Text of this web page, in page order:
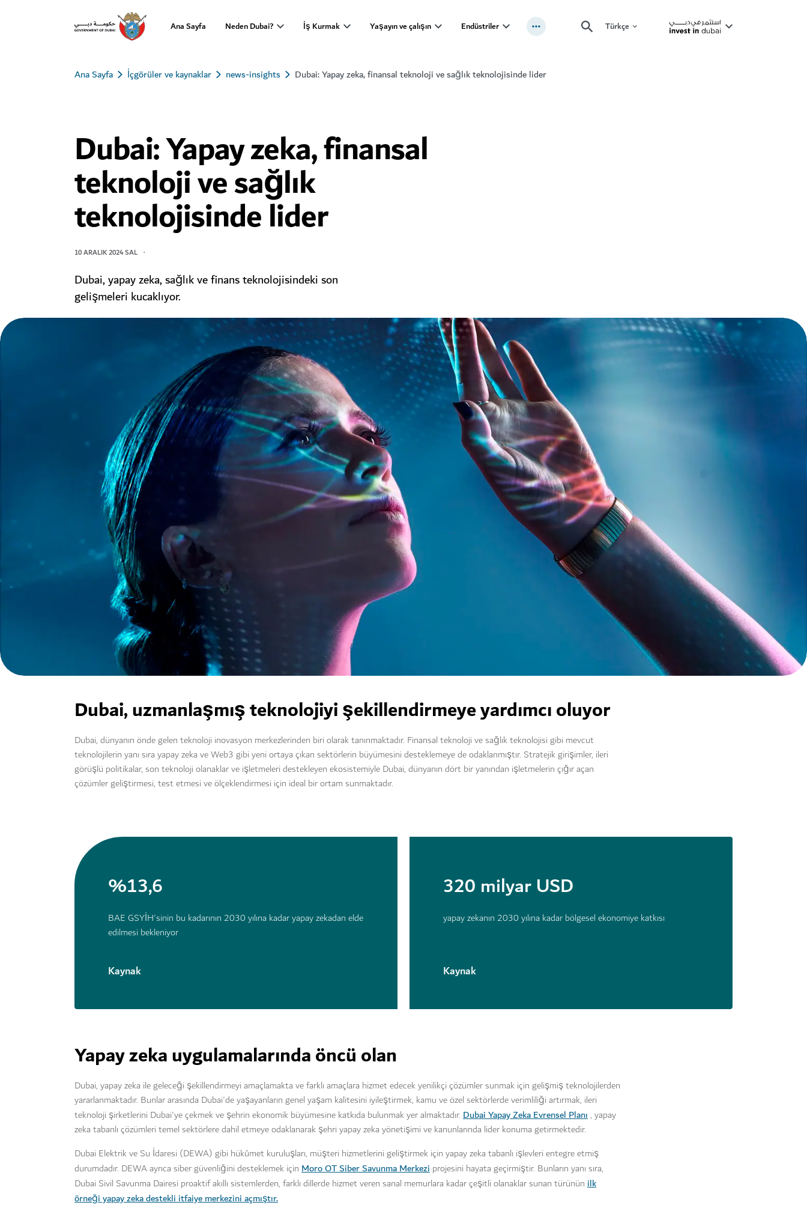
Ana Sayfa Neden Dubai? İş Kurmak Yaşayın ve çalışın Endüstriler Türkçe
Ana Sayfa İçgörüler ve kaynaklar news-insights Dubai: Yapay zeka, finansal teknoloji ve sağlık teknolojisinde lider
Dubai: Yapay zeka, finansal
teknoloji ve sağlık
teknolojisinde lider
10 ARALIK 2024 SAL
Dubai, yapay zeka, sağlık ve finans teknolojisindeki son
gelişmeleri kucaklıyor.
Dubai, uzmanlaşmış teknolojiyi şekillendirmeye yardımcı oluyor
Dubai, dünyanın önde gelen teknoloji inovasyon merkezlerinden biri olarak tanınmaktadır. Finansal teknoloji ve sağlık teknolojisi gibi mevcut
teknolojilerin yanı sıra yapay zeka ve Web3 gibi yeni ortaya çıkan sektörlerin büyümesini desteklemeye de odaklanmıştır. Stratejik girişimler, ileri
görüşlü politikalar, son teknoloji olanaklar ve işletmeleri destekleyen ekosistemiyle Dubai, dünyanın dört bir yanından işletmelerin çığır açan
çözümler geliştirmesi, test etmesi ve ölçeklendirmesi için ideal bir ortam sunmaktadır.
%13,6
BAE GSYİH'sinin bu kadarının 2030 yılına kadar yapay zekadan elde
edilmesi bekleniyor
Kaynak
320 milyar USD
yapay zekanın 2030 yılına kadar bölgesel ekonomiye katkısı
Kaynak
Yapay zeka uygulamalarında öncü olan
Dubai, yapay zeka ile geleceği şekillendirmeyi amaçlamakta ve farklı amaçlara hizmet edecek yenilikçi çözümler sunmak için gelişmiş teknolojilerden
yararlanmaktadır. Bunlar arasında Dubai'de yaşayanların genel yaşam kalitesini iyileştirmek, kamu ve özel sektörlerde verimliliği artırmak, ileri
teknoloji şirketlerini Dubai'ye çekmek ve şehrin ekonomik büyümesine katkıda bulunmak yer almaktadır. Dubai Yapay Zeka Evrensel Planı, yapay
zeka tabanlı çözümleri temel sektörlere dahil etmeye odaklanarak şehri yapay zeka yönetişimi ve kanunlarında lider konuma getirmektedir.
Dubai Elektrik ve Su İdaresi (DEWA) gibi hükûmet kuruluşları, müşteri hizmetlerini geliştirmek için yapay zeka tabanlı işlevleri entegre etmiş
durumdadır. DEWA ayrıca siber güvenliğini desteklemek için Moro OT Siber Savunma Merkezi projesini hayata geçirmiştir. Bunların yanı sıra,
Dubai Sivil Savunma Dairesi proaktif akıllı sistemlerden, farklı dillerde hizmet veren sanal memurlara kadar çeşitli olanaklar sunan türünün ilk
örneği yapay zeka destekli itfaiye merkezini açmıştır.